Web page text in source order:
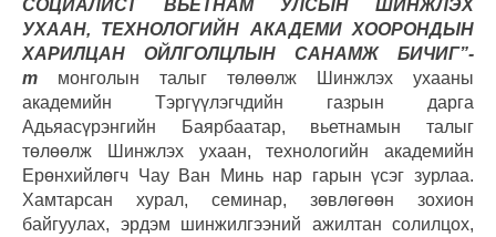
СОЦИАЛИСТ ВЬЕТНАМ УЛСЫН ШИНЖЛЭХ
УХААН, ТЕХНОЛОГИЙН АКАДЕМИ ХООРОНДЫН
ХАРИЛЦАН ОЙЛГОЛЦЛЫН САНАМЖ БИЧИГ”-
т монголын талыг төлөөлж Шинжлэх ухааны
академийн Тэргүүлэгчдийн газрын дарга
Адьяасүрэнгийн Баярбаатар, вьетнамын талыг
төлөөлж Шинжлэх ухаан, технологийн академийн
Ерөнхийлөгч Чау Ван Минь нар гарын үсэг зурлаа.
Хамтарсан хурал, семинар, зөвлөгөөн зохион
байгуулах, эрдэм шинжилгээний ажилтан солилцох,